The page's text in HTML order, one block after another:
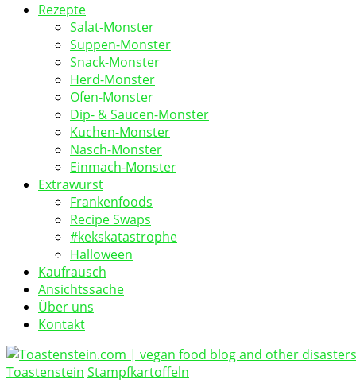
Rezepte
Salat-Monster
Suppen-Monster
Snack-Monster
Herd-Monster
Ofen-Monster
Dip- & Saucen-Monster
Kuchen-Monster
Nasch-Monster
Einmach-Monster
Extrawurst
Frankenfoods
Recipe Swaps
#kekskatastrophe
Halloween
Kaufrausch
Ansichtssache
Über uns
Kontakt
Toastenstein Stampfkartoffeln